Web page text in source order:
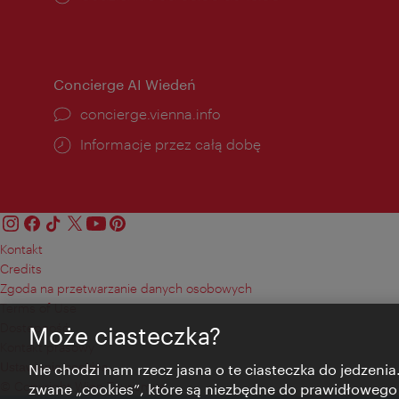
Concierge AI Wiedeń
concierge.vienna.info
Informacje przez całą dobę
Kontakt
Credits
Zgoda na przetwarzanie danych osobowych
Terms of Use
Dostępność
Kontakt prasowy
Ustawienia cookies
© Copyright Wien Tourismus
Może ciasteczka?
Nie chodzi nam rzecz jasna o te ciasteczka do
zwane „cookies”, które są niezbędne do